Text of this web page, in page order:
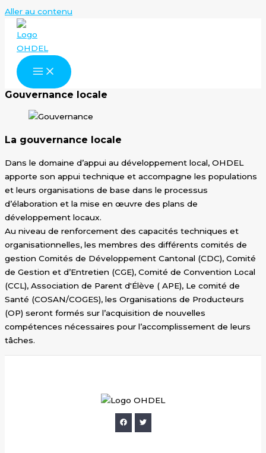
Aller au contenu
Gouvernance locale
La gouvernance locale
Dans le domaine d’appui au développement local, OHDEL
apporte son appui technique et accompagne les populations
et leurs organisations de base dans le processus
d’élaboration et la mise en œuvre des plans de
développement locaux.
Au niveau de renforcement des capacités techniques et
organisationnelles, les membres des différents comités de
gestion Comités de Développement Cantonal (CDC), Comité
de Gestion et d’Entretien (CGE), Comité de Convention Local
(CCL), Association de Parent d'Élève ( APE), Le comité de
Santé (COSAN/COGES), les Organisations de Producteurs
(OP) seront formés sur l’acquisition de nouvelles
compétences nécessaires pour l’accomplissement de leurs
tâches.